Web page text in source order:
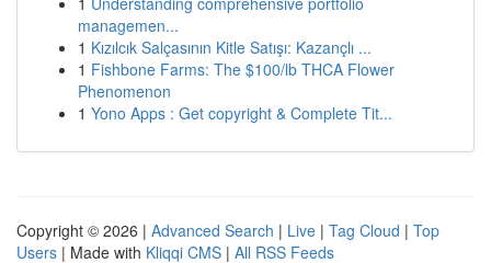
managemen...
1 Kızılcık Salçasının Kitle Satışı: Kazançlı ...
1 Fishbone Farms: The $100/lb THCA Flower
Phenomenon
1 Yono Apps : Get copyright & Complete Tit...
Copyright © 2026 | Advanced Search | Live | Tag Cloud | Top
Users | Made with Kliqqi CMS | All RSS Feeds